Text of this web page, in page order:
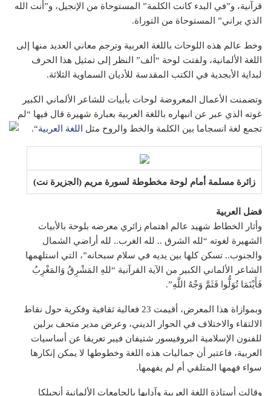
قرآنية، و”في البدء كانت الكلمة” المستوحاة من الإنجيل، و”أنت الله
الذي يراني” المستوحاة من التوراة.
وخط عالم هذه اللوحات باللغة العربية وترجم معاني العديد منها إلى
اللغة الألمانية، ولفتت لوحة “ألف” النظر إلى تمثيل هذا الحرف
لبداية الأبجدية في الكتب المقدسة للأديان السماوية الثلاثة.
وتضمنت الأعمال المعروضة لوحات بأبيات للشاعر الألماني الكبير
غوته الذي عبر عن انبهاره باللغة العربية بعبارة شهيرة قال فيها “لم
تجمع لغة انسجاما بين الكلمة والخط والروح مثل
اللغة العربية“.
زائرة مسلمة أمام لوحة مخطوطة لسورة مريم (الجزيرة نت)
فضل العربية
وأثار الخطاط شهيد عالم اهتمام زائري معرضه بلوحة بالأبيات
الشهيرة لغوته “لله الشرق .. لله الغرب.. لله أراضي الشمال
والجنوب.. تسكن كلها بين يديه في سلام سبحانه”، التي استلهمها
الشاعر الألماني الكبير من الآية القرآنية “للهِ المَشْرِقُ وَالمَغْرِبُ
فَأَيْنَمَا تُوَلُّوا فَثَمَّ وَجْهُ اللَّهِ”.
وبموازاة هذا المعرض، أقيمت 23 فعالية ثقافية وفكرية حول نقاط
الالتقاء والاختلاف في الحوار الديني، وعرض مدير متحف برلين
للفنون الإسلامية البروفيسور شتيفان فيبر تعريفا عن أساسيات
العربية، فاعتبر أن جماليات هذه اللغة وخطوطها لا يمكن إنكارها
سواء فهمها المتلقي أم لم يفهمها.
وقالت أستاذة اللغة العربية وآدابها بالجامعات الألمانية أنجيلكا